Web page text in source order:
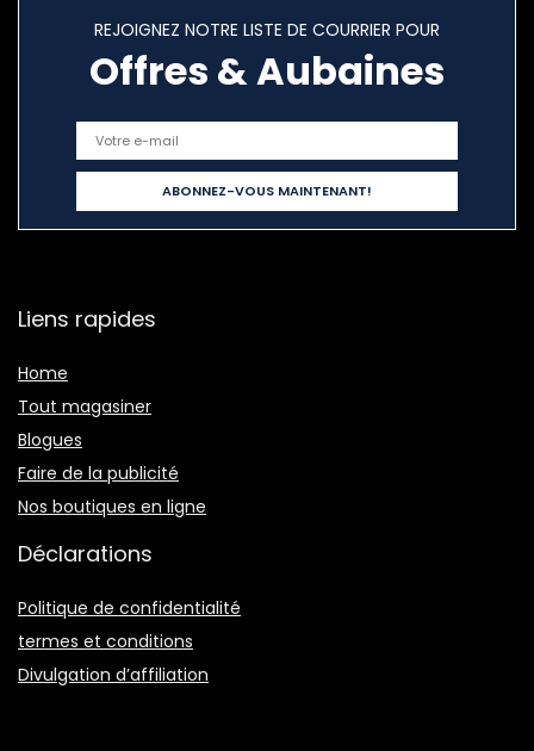
REJOIGNEZ NOTRE LISTE DE COURRIER POUR
Offres & Aubaines
Liens rapides
Home
Tout magasiner
Blogues
Faire de la publicité
Nos boutiques en ligne
Déclarations
Politique de confidentialité
termes et conditions
Divulgation d’affiliation